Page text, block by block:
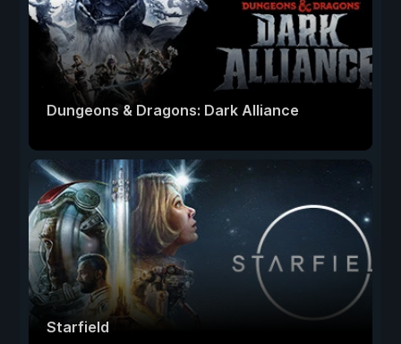
Dungeons & Dragons: Dark Alliance
Starfield